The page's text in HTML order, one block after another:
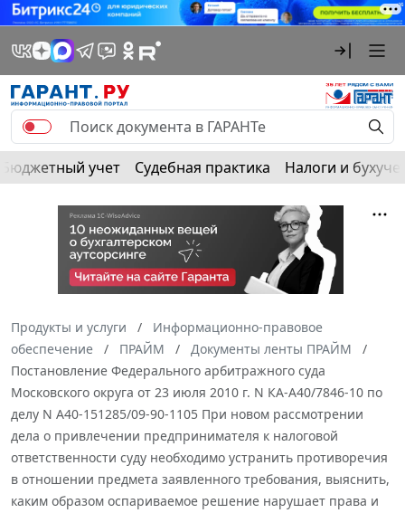
Бюджетный учет Судебная практика Налоги и
Продукты и услуги
Информационно-правовое
обеспечение
ПРАЙМ
Документы ленты ПРАЙМ
Постановление Федерального арбитражного суда
Московского округа от 23 июля 2010 г. N КА-А40/7846-10 по
делу N А40-151285/09-90-1105 При новом рассмотрении
дела о привлечении предпринимателя к налоговой
ответственности суду необходимо устранить противоречия
в отношении предмета заявленного требования, выяснить,
каким образом оспариваемое решение нарушает права и